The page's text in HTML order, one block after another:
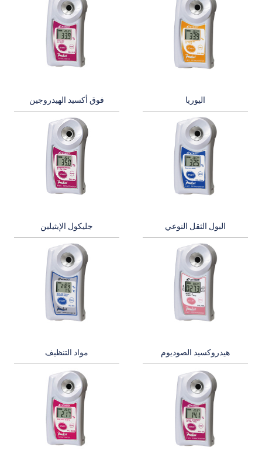
اليوريا فوق أكسيد الهيدروجين
البول الثقل النوعي جليكول الإيثيلين
هيدروكسيد الصوديوم مواد التنظيف